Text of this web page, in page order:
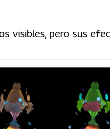
visibles, pero sus